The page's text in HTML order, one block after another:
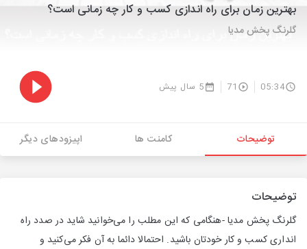
بهترین زمان برای راه اندازی کسب و کار چه زمانی است؟
گلرنگ پخش مدیا
05:34
71 5 سال پیش
توضیحات کامنت ها اپیزودهای دیگر
توضیحات
گلرنگ پخش مدیا -هنگامی که این مطلب را می‌خوانید شاید در صدد راه
انداری کسب و کار خودتان باشید. احتمالا دائما به آن فکر می‌کنید و